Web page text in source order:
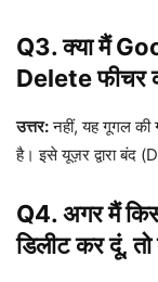
Q3. क्या मैं
Delete फीचर
उत्तर:नहीं, यह गूगल की
है। इसे यूज़र द्वारा बंद
Q4. अगर मैं
डिलीट कर दूं, तो